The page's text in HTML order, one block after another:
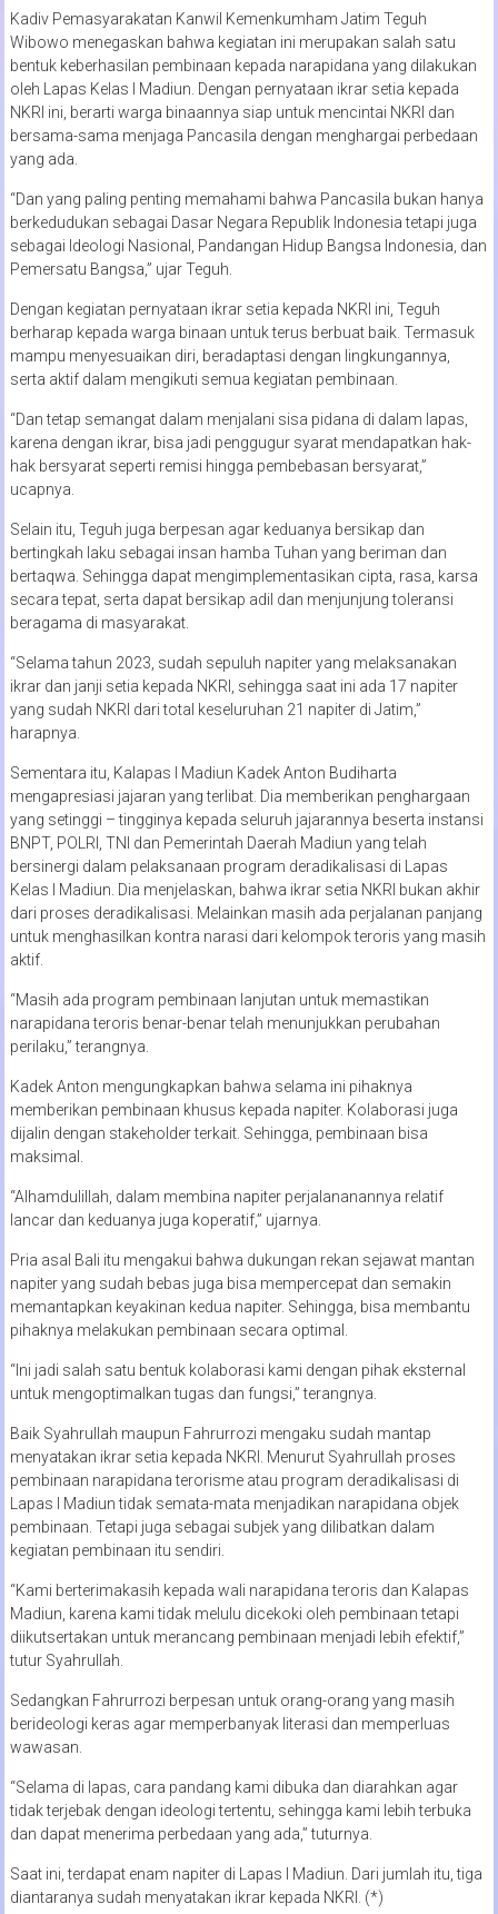
Kadiv Pemasyarakatan Kanwil Kemenkumham Jatim Teguh
Wibowo menegaskan bahwa kegiatan ini merupakan salah satu
bentuk keberhasilan pembinaan kepada narapidana yang dilakukan
oleh Lapas Kelas I Madiun. Dengan pernyataan ikrar setia kepada
NKRI ini, berarti warga binaannya siap untuk mencintai NKRI dan
bersama-sama menjaga Pancasila dengan menghargai perbedaan
yang ada.
“Dan yang paling penting memahami bahwa Pancasila bukan hanya
berkedudukan sebagai Dasar Negara Republik Indonesia tetapi juga
sebagai Ideologi Nasional, Pandangan Hidup Bangsa Indonesia, dan
Pemersatu Bangsa,” ujar Teguh.
Dengan kegiatan pernyataan ikrar setia kepada NKRI ini, Teguh
berharap kepada warga binaan untuk terus berbuat baik. Termasuk
mampu menyesuaikan diri, beradaptasi dengan lingkungannya,
serta aktif dalam mengikuti semua kegiatan pembinaan.
“Dan tetap semangat dalam menjalani sisa pidana di dalam lapas,
karena dengan ikrar, bisa jadi penggugur syarat mendapatkan hak-
hak bersyarat seperti remisi hingga pembebasan bersyarat,”
ucapnya.
Selain itu, Teguh juga berpesan agar keduanya bersikap dan
bertingkah laku sebagai insan hamba Tuhan yang beriman dan
bertaqwa. Sehingga dapat mengimplementasikan cipta, rasa, karsa
secara tepat, serta dapat bersikap adil dan menjunjung toleransi
beragama di masyarakat.
“Selama tahun 2023, sudah sepuluh napiter yang melaksanakan
ikrar dan janji setia kepada NKRI, sehingga saat ini ada 17 napiter
yang sudah NKRI dari total keseluruhan 21 napiter di Jatim,”
harapnya.
Sementara itu, Kalapas I Madiun Kadek Anton Budiharta
mengapresiasi jajaran yang terlibat. Dia memberikan penghargaan
yang setinggi – tingginya kepada seluruh jajarannya beserta instansi
BNPT, POLRI, TNI dan Pemerintah Daerah Madiun yang telah
bersinergi dalam pelaksanaan program deradikalisasi di Lapas
Kelas I Madiun. Dia menjelaskan, bahwa ikrar setia NKRI bukan akhir
dari proses deradikalisasi. Melainkan masih ada perjalanan panjang
untuk menghasilkan kontra narasi dari kelompok teroris yang masih
aktif.
“Masih ada program pembinaan lanjutan untuk memastikan
narapidana teroris benar-benar telah menunjukkan perubahan
perilaku,” terangnya.
Kadek Anton mengungkapkan bahwa selama ini pihaknya
memberikan pembinaan khusus kepada napiter. Kolaborasi juga
dijalin dengan stakeholder terkait. Sehingga, pembinaan bisa
maksimal.
“Alhamdulillah, dalam membina napiter perjalananannya relatif
lancar dan keduanya juga koperatif,” ujarnya.
Pria asal Bali itu mengakui bahwa dukungan rekan sejawat mantan
napiter yang sudah bebas juga bisa mempercepat dan semakin
memantapkan keyakinan kedua napiter. Sehingga, bisa membantu
pihaknya melakukan pembinaan secara optimal.
“Ini jadi salah satu bentuk kolaborasi kami dengan pihak eksternal
untuk mengoptimalkan tugas dan fungsi,” terangnya.
Baik Syahrullah maupun Fahrurrozi mengaku sudah mantap
menyatakan ikrar setia kepada NKRI. Menurut Syahrullah proses
pembinaan narapidana terorisme atau program deradikalisasi di
Lapas I Madiun tidak semata-mata menjadikan narapidana objek
pembinaan. Tetapi juga sebagai subjek yang dilibatkan dalam
kegiatan pembinaan itu sendiri.
“Kami berterimakasih kepada wali narapidana teroris dan Kalapas
Madiun, karena kami tidak melulu dicekoki oleh pembinaan tetapi
diikutsertakan untuk merancang pembinaan menjadi lebih efektif,”
tutur Syahrullah.
Sedangkan Fahrurrozi berpesan untuk orang-orang yang masih
berideologi keras agar memperbanyak literasi dan memperluas
wawasan.
“Selama di lapas, cara pandang kami dibuka dan diarahkan agar
tidak terjebak dengan ideologi tertentu, sehingga kami lebih terbuka
dan dapat menerima perbedaan yang ada,” tuturnya.
Saat ini, terdapat enam napiter di Lapas I Madiun. Dari jumlah itu, tiga
diantaranya sudah menyatakan ikrar kepada NKRI. (*)